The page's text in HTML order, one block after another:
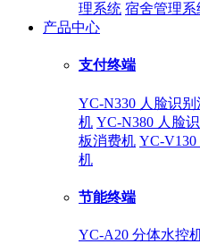
理系统 宿舍管理系
产品中心
支付终端
YC-N330 人脸识
机 YC-N380 人脸
板消费机 YC-V130
机
节能终端
YC-A20 分体水控